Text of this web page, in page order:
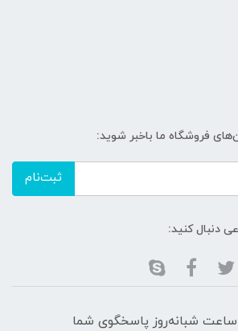
فروشگاه ما باخبر شوید:
ثبت‌نام
دنبال کنید:
هفت روز هفته ، ۲۴ ساعت شبانه‌روز پاسخگوی شما